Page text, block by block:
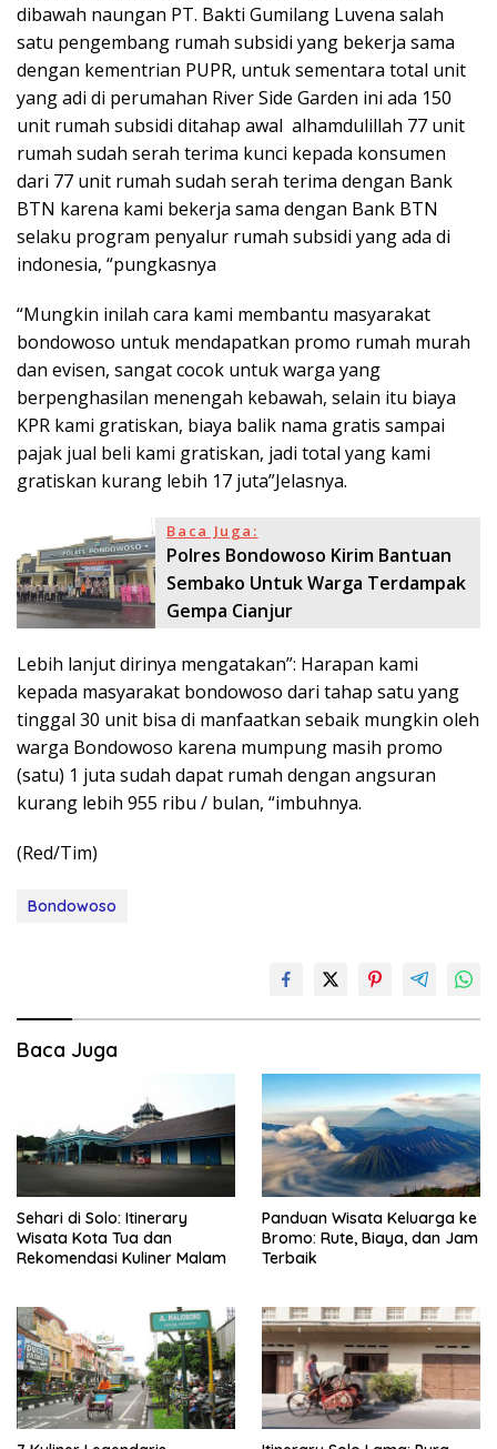
dibawah naungan PT. Bakti Gumilang Luvena salah
satu pengembang rumah subsidi yang bekerja sama
dengan kementrian PUPR, untuk sementara total unit
yang adi di perumahan River Side Garden ini ada 150
unit rumah subsidi ditahap awal alhamdulillah 77 unit
rumah sudah serah terima kunci kepada konsumen
dari 77 unit rumah sudah serah terima dengan Bank
BTN karena kami bekerja sama dengan Bank BTN
selaku program penyalur rumah subsidi yang ada di
indonesia, “pungkasnya
“Mungkin inilah cara kami membantu masyarakat
bondowoso untuk mendapatkan promo rumah murah
dan evisen, sangat cocok untuk warga yang
berpenghasilan menengah kebawah, selain itu biaya
KPR kami gratiskan, biaya balik nama gratis sampai
pajak jual beli kami gratiskan, jadi total yang kami
gratiskan kurang lebih 17 juta”Jelasnya.
Baca Juga:
Polres Bondowoso Kirim Bantuan
Sembako Untuk Warga Terdampak
Gempa Cianjur
Lebih lanjut dirinya mengatakan”: Harapan kami
kepada masyarakat bondowoso dari tahap satu yang
tinggal 30 unit bisa di manfaatkan sebaik mungkin oleh
warga Bondowoso karena mumpung masih promo
(satu) 1 juta sudah dapat rumah dengan angsuran
kurang lebih 955 ribu / bulan, “imbuhnya.
(Red/Tim)
Bondowoso
Baca Juga
Sehari di Solo: Itinerary
Wisata Kota Tua dan
Rekomendasi Kuliner Malam
Panduan Wisata Keluarga ke
Bromo: Rute, Biaya, dan Jam
Terbaik